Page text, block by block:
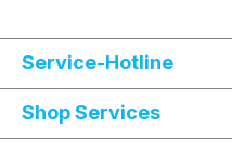
Service-Hotline
Shop Services